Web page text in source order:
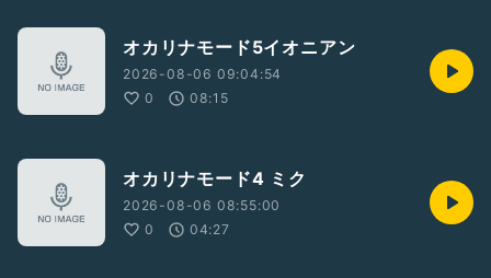
オカリナモード5イオニアン
2026-08-06 09:04:54
0
08:15
オカリナモード4 ミク
2026-08-06 08:55:00
0
04:27